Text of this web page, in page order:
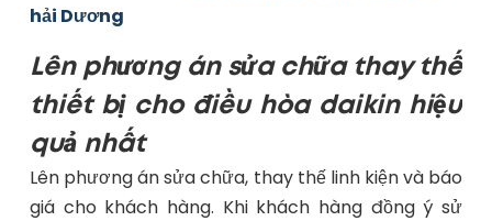
hải Dương
Lên phương án sửa chữa thay thế
thiết bị cho điều hòa daikin hiệu
quả nhất
Lên phương án sửa chữa, thay thế linh kiện và báo
giá cho khách hàng. Khi khách hàng đồng ý sử